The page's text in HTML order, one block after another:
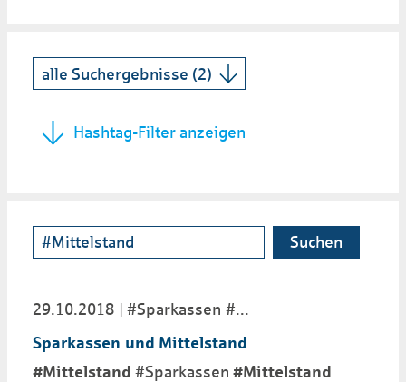
Hashtag-Filter anzeigen
Suchen
29.10.2018 #Sparkassen
...
Sparkassen und Mittelstand
#Mittelstand #Sparkassen #Mittelstand